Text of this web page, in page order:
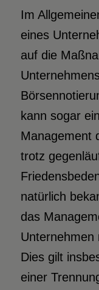
Im
eines
auf die
kann sogar
Management
trotz
natürlich
das
Unternehmen
Dies gilt
einer